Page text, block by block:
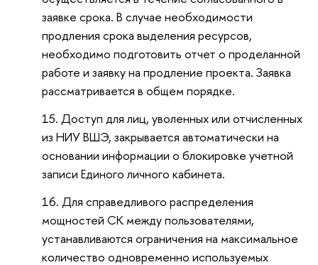
заявке срока. В случае необходимости
продления срока выделения ресурсов,
необходимо подготовить отчет о проделанной
работе и заявку на продление проекта. Заявка
рассматривается в общем порядке.
Доступ для лиц, уволенных или отчисленных
из НИУ ВШЭ, закрывается автоматически на
основании информации о блокировке учетной
записи Единого личного кабинета.
Для справедливого распределения
мощностей СК между пользователями,
устанавливаются ограничения на максимальное
количество одновременно используемых